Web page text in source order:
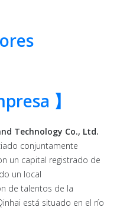
】
Technology Co., Ltd.
conjuntamente
un capital registrado de
un local
de talentos de la
está situado en el río